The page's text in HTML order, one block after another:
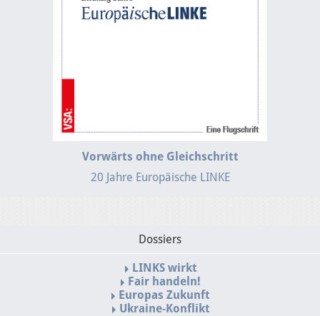
Vorwärts ohne Gleichschritt
20 Jahre Europäische LINKE
Dossiers
LINKS wirkt
Fair handeln!
Europas Zukunft
Ukraine-Konflikt